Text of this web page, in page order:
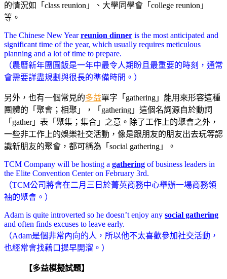
的情況如「class reunion」、大學同學會「college reunion」
等。
The Chinese New Yearreunion dinner is the most anticipated and
significant time of the year, which usually requires meticulous
planning and a lot of time to prepare.
（農曆新年團圓飯是一年中最令人期盼且最重要的時刻，通常
會需要詳盡規劃與很長的準備時間。）
另外，也有一個常見的多益單字「gathering」能用來形容這種
團體的「聚會；相聚」，「gathering」這個名詞源自於動詞
「gather」表「聚集；集合」之意。除了工作上的聚會之外，
一些非工作上的娛樂社交活動，像是跟朋友的朋友出去玩等認
識新朋友的聚會，都可稱為「social gathering」。
TCM Company will be hosting a gathering of business leaders in
the Elite Convention Center on February 3rd.
（TCM公司將會在二月三日於菁英商務中心舉辦一場商務領
袖的聚會。）
Adam is quite introverted so he doesn’t enjoy any social gathering
and often finds excuses to leave early.
（Adam是個非常內向的人，所以他不太喜歡參加社交活動，
也經常會找藉口提早開溜。）
【多益模擬試題】